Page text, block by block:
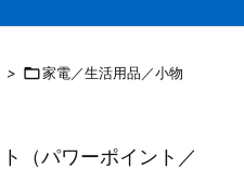

> 家電／生活用品／小物
（パワーポイント／